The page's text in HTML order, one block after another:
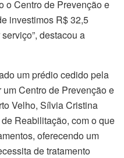
o Centro de Prevenção e
investimos R$ 32,5
destacou a
um prédio cedido pela
Centro de Prevenção e
Velho, Sílvia Cristina
Reabilitação, com o que
oferecendo um
de tratamento